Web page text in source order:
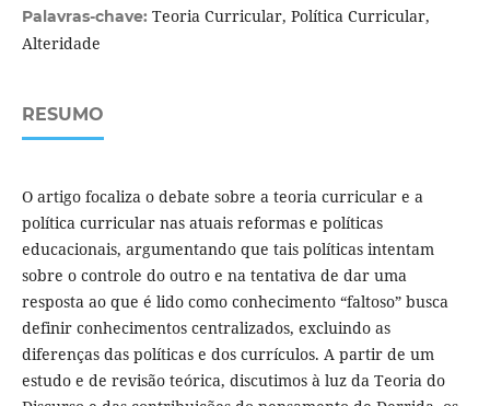
Palavras-chave: Teoria Curricular, Política Curricular,
Alteridade
RESUMO
O artigo focaliza o debate sobre a teoria curricular e a
política curricular nas atuais reformas e políticas
educacionais, argumentando que tais políticas intentam
sobre o controle do outro e na tentativa de dar uma
resposta ao que é lido como conhecimento “faltoso” busca
definir conhecimentos centralizados, excluindo as
diferenças das políticas e dos currículos. A partir de um
estudo e de revisão teórica, discutimos à luz da Teoria do